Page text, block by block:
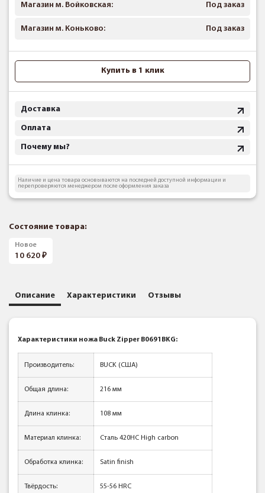
Магазин м. Войковская: Под заказ
Магазин м. Коньково: Под заказ
Купить в 1 клик
Доставка
Оплата
Почему мы?
Наличие и цена товара основываются на последней доступной информации и
перепроверяются менеджером после оформления заказа
Состояние товара:
Новое
10 620
Описание Характеристики Отзывы
Характеристики ножа Buck Zipper B0691BKG:
Производитель: BUCK (США)
Общая длина: 216 мм
Длина клинка: 108 мм
Материал клинка: Сталь 420НС High carbon
Обработка клинка: Satin finish
Твёрдость: 55-56 HRC